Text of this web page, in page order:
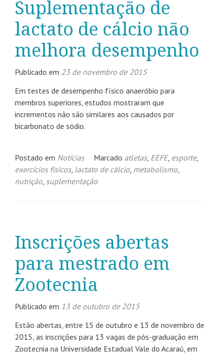
Suplementação de
lactato de cálcio não
melhora desempenho
Publicado em 23 de novembro de 2015
Em testes de desempenho físico anaeróbio para
membros superiores, estudos mostraram que
incrementos não são similares aos causados por
bicarbonato de sódio.
Postado em Notícias Marcado atletas, EEFE, esporte,
exercícios físicos, lactato de cálcio, metabolismo,
nutrição, suplementação
Inscrições abertas
para mestrado em
Zootecnia
Publicado em 13 de outubro de 2015
Estão abertas, entre 15 de outubro e 13 de novembro de
2015, as inscrições para 13 vagas de pós-graduação em
Zootecnia na Universidade Estadual Vale do Acaraú, em